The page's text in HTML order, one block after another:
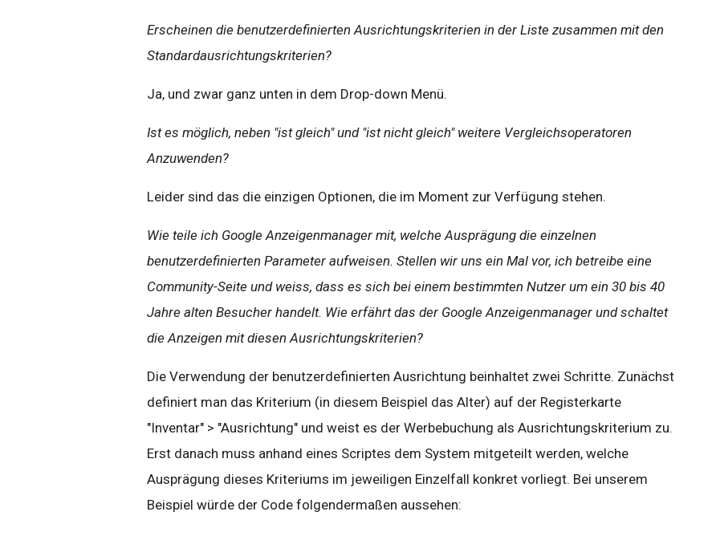
Erscheinen die benutzerdefinierten Ausrichtungskriterien in der Liste zusammen mit den
Standardausrichtungskriterien?
Ja, und zwar ganz unten in dem Drop-down Menü.
Ist es möglich, neben "ist gleich" und "ist nicht gleich" weitere Vergleichsoperatoren
Anzuwenden?
Leider sind das die einzigen Optionen, die im Moment zur Verfügung stehen.
Wie teile ich Google Anzeigenmanager mit, welche Ausprägung die einzelnen
benutzerdefinierten Parameter aufweisen. Stellen wir uns ein Mal vor, ich betreibe eine
Community-Seite und weiss, dass es sich bei einem bestimmten Nutzer um ein 30 bis 40
Jahre alten Besucher handelt. Wie erfährt das der Google Anzeigenmanager und schaltet
die Anzeigen mit diesen Ausrichtungskriterien?
Die Verwendung der benutzerdefinierten Ausrichtung beinhaltet zwei Schritte. Zunächst
definiert man das Kriterium (in diesem Beispiel das Alter) auf der Registerkarte
"Inventar" > "Ausrichtung" und weist es der Werbebuchung als Ausrichtungskriterium zu.
Erst danach muss anhand eines Scriptes dem System mitgeteilt werden, welche
Ausprägung dieses Kriteriums im jeweiligen Einzelfall konkret vorliegt. Bei unserem
Beispiel würde der Code folgendermaßen aussehen: